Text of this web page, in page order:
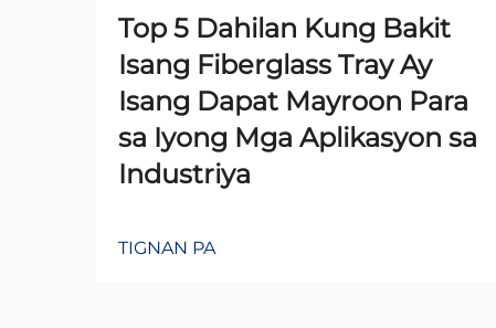
Top 5 Dahilan Kung Bakit
Isang Fiberglass Tray Ay
Isang Dapat Mayroon Para
sa Iyong Mga Aplikasyon sa
Industriya
TIGNAN PA